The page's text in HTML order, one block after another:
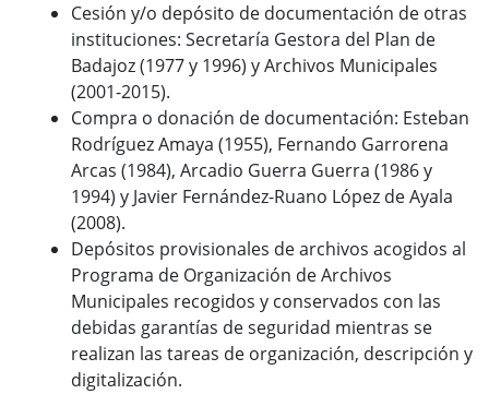
Cesión y/o depósito de documentación de otras
instituciones: Secretaría Gestora del Plan de
Badajoz (1977 y 1996) y Archivos Municipales
(2001-2015).
Compra o donación de documentación: Esteban
Rodríguez Amaya (1955), Fernando Garrorena
Arcas (1984), Arcadio Guerra Guerra (1986 y
1994) y Javier Fernández-Ruano López de Ayala
(2008).
Depósitos provisionales de archivos acogidos al
Programa de Organización de Archivos
Municipales recogidos y conservados con las
debidas garantías de seguridad mientras se
realizan las tareas de organización, descripción y
digitalización.